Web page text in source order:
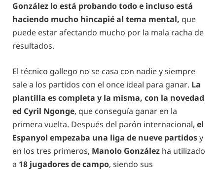
González lo está probando todo e incluso está
haciendo mucho hincapié al tema mental, que
puede estar afectando mucho por la mala racha de
resultados.
El técnico gallego no se casa con nadie y siempre
sale a los partidos con el once ideal para ganar. La
plantilla es completa y la misma, con la novedad
ed Cyril Ngonge, que conseguía ganar en la
primera vuelta. Después del parón internacional, el
Espanyol empezaba una liga de nueve partidosy
en los tres primeros, Manolo González ha utilizado
a 18 jugadores de campo, siendo sus